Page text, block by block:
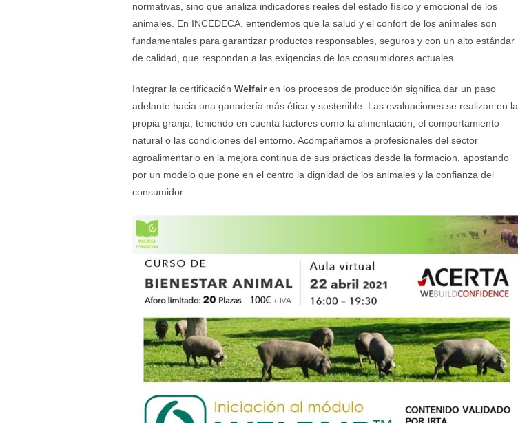
normativas, sino que analiza indicadores reales del estado físico y emocional de los
animales. En INCEDECA, entendemos que la salud y el confort de los animales son
fundamentales para garantizar productos responsables, seguros y con un alto estándar
de calidad, que respondan a las exigencias de los consumidores actuales.
Integrar la certificación Welfairen los procesos de producción significa dar un paso
adelante hacia una ganadería más ética y sostenible. Las evaluaciones se realizan en la
propia granja, teniendo en cuenta factores como la alimentación, el comportamiento
natural o las condiciones del entorno. Acompañamos a profesionales del sector
agroalimentario en la mejora continua de sus prácticas desde la formacion, apostando
por un modelo que pone en el centro la dignidad de los animales y la confianza del
consumidor.